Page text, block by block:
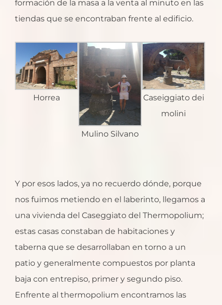
formación de la masa a la venta al minuto en las
tiendas que se encontraban frente al edificio.
Horrea
Mulino Silvano
Caseiggiato dei
molini
Y por esos lados, ya no recuerdo dónde, porque
nos fuimos metiendo en el laberinto, llegamos a
una vivienda del Caseggiato del Thermopolium;
estas casas constaban de habitaciones y
taberna que se desarrollaban en torno a un
patio y generalmente compuestos por planta
baja con entrepiso, primer y segundo piso.
Enfrente al thermopolium encontramos las